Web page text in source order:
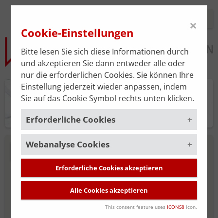
Praxisplan
NEUE SUCHE
MITGLIED DER ÄRZTEKAMMER FÜR
×
Cookie-Einstellungen
Bitte lesen Sie sich diese Informationen durch
und akzeptieren Sie dann entweder alle oder
nur die erforderlichen Cookies. Sie können Ihre
Einstellung jederzeit wieder anpassen, indem
Sie auf das Cookie Symbol rechts unten klicken.
Erforderliche Cookies
Um die korrekte Funktion der Website zu
gewährleisten, müssen gewisse Cookies
gesetzt werden. Diese erforderlichen
Cookies sind immer aktiviert.
Cookies, die für die allgemeine
Funktionalität der Website erforderlich
Webanalyse Cookies
Um unsere Serviceleistung stätig zu
verbessern, verwenden wir das
Webanalyse-ToolMatomo. Die
Datenerhebung ist standardmäßig
Erforderliche Cookies akzeptieren
Alle Cookies akzeptieren
This consent feature uses ICONS8icon.